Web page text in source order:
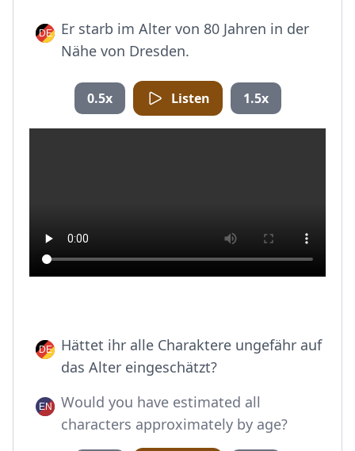
Er starb im Alter von 80 Jahren in der
Nähe von Dresden.
0.5x Listen 1.5x
Hättet ihr alle Charaktere ungefähr auf
das Alter eingeschätzt?
Would you have estimated all
characters approximately by age?